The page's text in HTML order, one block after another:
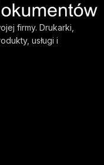
firmy. Drukarki,
usługi i